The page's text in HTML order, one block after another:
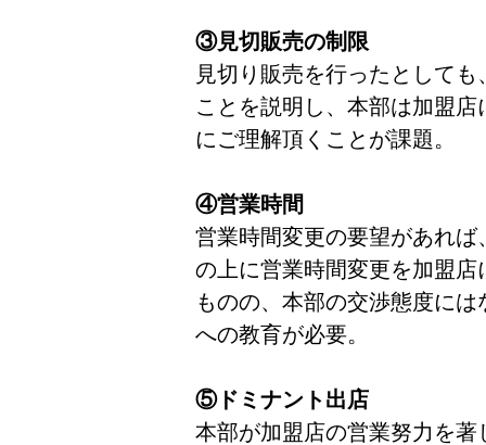
③見切販売の制限
見切り販売を行ったとして
ことを説明し、本部は加盟
にご理解頂くことが課題。
④営業時間
営業時間変更の要望があれ
の上に営業時間変更を加盟
ものの、本部の交渉態度に
への教育が必要。
⑤ドミナント出店
本部が加盟店の営業努力を